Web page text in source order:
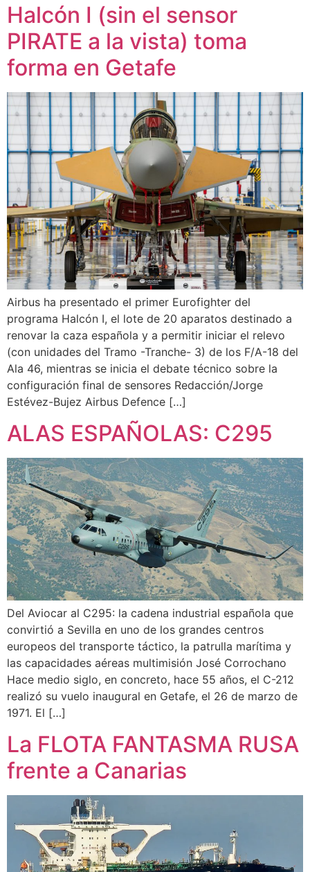
Halcón I (sin el sensor
PIRATE a la vista) toma
forma en Getafe
Airbus ha presentado el primer Eurofighter del
programa Halcón I, el lote de 20 aparatos destinado a
renovar la caza española y a permitir iniciar el relevo
(con unidades del Tramo -Tranche- 3) de los F/A-18 del
Ala 46, mientras se inicia el debate técnico sobre la
configuración final de sensores Redacción/Jorge
Estévez-Bujez Airbus Defence […]
ALAS ESPAÑOLAS: C295
Del Aviocar al C295: la cadena industrial española que
convirtió a Sevilla en uno de los grandes centros
europeos del transporte táctico, la patrulla marítima y
las capacidades aéreas multimisión José Corrochano
Hace medio siglo, en concreto, hace 55 años, el C-212
realizó su vuelo inaugural en Getafe, el 26 de marzo de
1971. El […]
La FLOTA FANTASMA RUSA
frente a Canarias